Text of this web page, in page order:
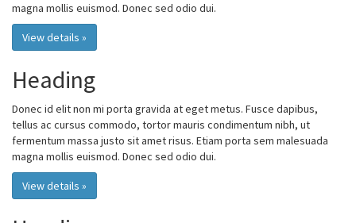
magna mollis euismod. Donec sed odio dui.
View details »
Heading
Donec id elit non mi porta gravida at eget metus. Fusce dapibus,
tellus ac cursus commodo, tortor mauris condimentum nibh, ut
fermentum massa justo sit amet risus. Etiam porta sem malesuada
magna mollis euismod. Donec sed odio dui.
View details »